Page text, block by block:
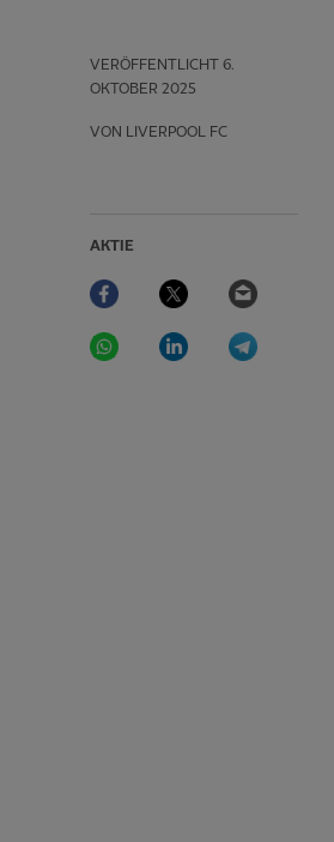
VERÖFFENTLICHT 6.
OKTOBER 2025
VON LIVERPOOL FC
AKTIE
Facebook Twitter
WhatsAppLinkedIn